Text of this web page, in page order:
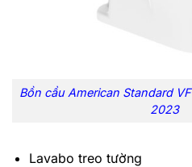
Bồn cầu American Standard
2023
Lavabo treo tường